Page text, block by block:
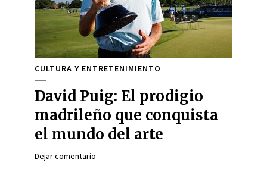
CULTURA Y ENTRETENIMIENTO
David Puig: El prodigio
madrileño que conquista
el mundo del arte
Dejar comentario